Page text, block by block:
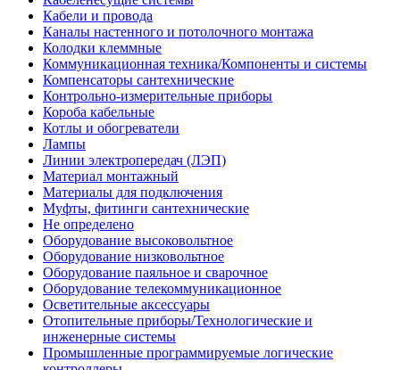
Кабели и провода
Каналы настенного и потолочного монтажа
Колодки клеммные
Коммуникационная техника/Компоненты и системы
Компенсаторы сантехнические
Контрольно-измерительные приборы
Короба кабельные
Котлы и обогреватели
Лампы
Линии электропередач (ЛЭП)
Материал монтажный
Материалы для подключения
Муфты, фитинги сантехнические
Не определено
Оборудование высоковольтное
Оборудование низковольтное
Оборудование паяльное и сварочное
Оборудование телекоммуникационное
Осветительные аксессуары
Отопительные приборы/Технологические и
инженерные системы
Промышленные программируемые логические